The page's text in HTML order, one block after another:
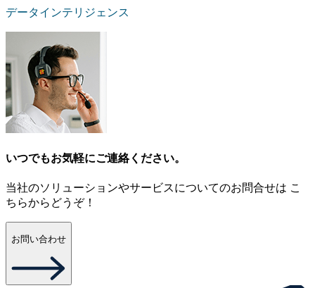
データインテリジェンス
いつでもお気軽にご連絡ください。
当社のソリューションやサービスについてのお問合せは こ
ちらからどうぞ！
お問い合わせ